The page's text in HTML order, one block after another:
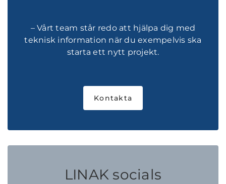
– Vårt team står redo att hjälpa dig med
teknisk information när du exempelvis ska
starta ett nytt projekt.
Kontakta
LINAK socials